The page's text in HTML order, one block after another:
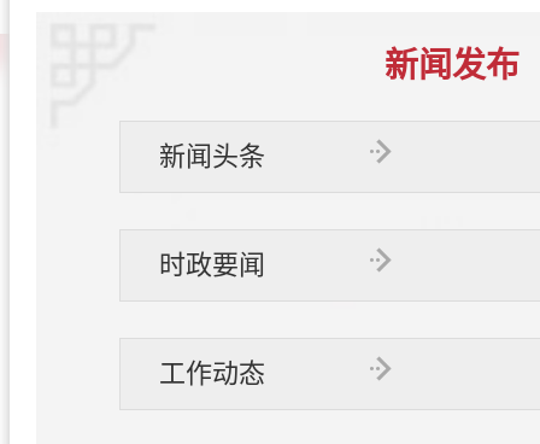
新闻发布
新闻头条
时政要闻
工作动态